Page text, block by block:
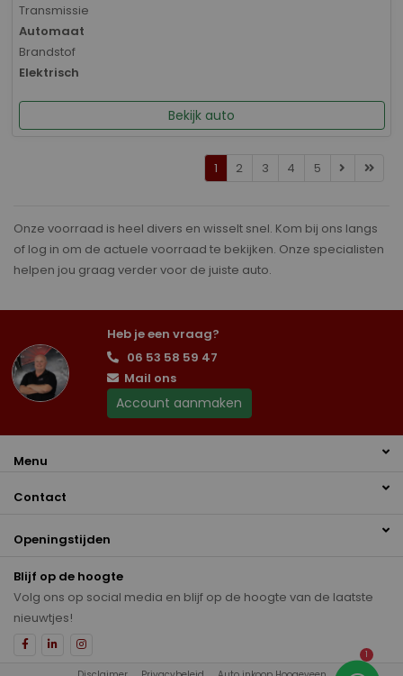
Transmissie
Automaat
Brandstof
Elektrisch
Bekijk auto
1 2 3 4 5
Onze voorraad is heel divers en wisselt snel. Kom bij ons langs
of log in om de actuele voorraad te bekijken. Onze specialisten
helpen jou graag verder voor de juiste auto.
Heb je een vraag?
06 53 58 59 47
Mail ons
Account aanmaken
Menu
Contact
Openingstijden
Blijf op de hoogte
Volg ons op social media en blijf op de hoogte van de laatste
nieuwtjes!
1